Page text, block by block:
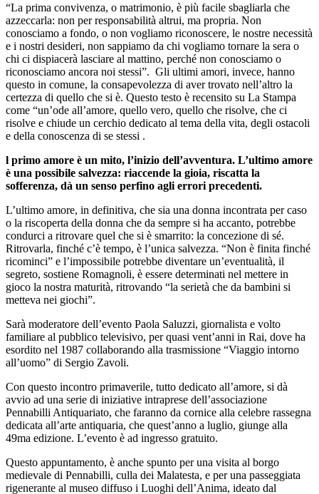
“La prima convivenza, o matrimonio, è più facile sbagliarla che
azzeccarla: non per responsabilità altrui, ma propria. Non
conosciamo a fondo, o non vogliamo riconoscere, le nostre necessità
e i nostri desideri, non sappiamo da chi vogliamo tornare la sera o
chi ci dispiacerà lasciare al mattino, perché non conosciamo o
riconosciamo ancora noi stessi”. Gli ultimi amori, invece, hanno
questo in comune, la consapevolezza di aver trovato nell’altro la
certezza di quello che si è. Questo testo è recensito su La Stampa
come “un’ode all’amore, quello vero, quello che risolve, che ci
risolve e chiude un cerchio dedicato al tema della vita, degli ostacoli
e della conoscenza di se stessi .
l primo amore è un mito, l’inizio dell’avventura. L’ultimo amore
è una possibile salvezza: riaccende la gioia, riscatta la
sofferenza, dà un senso perfino agli errori precedenti.
L’ultimo amore, in definitiva, che sia una donna incontrata per caso
o la riscoperta della donna che da sempre si ha accanto, potrebbe
condurci a ritrovare quel che si è smarrito: la concezione di sé.
Ritrovarla, finché c’è tempo, è l’unica salvezza. “Non è finita finché
ricominci” e l’impossibile potrebbe diventare un’eventualità, il
segreto, sostiene Romagnoli, è essere determinati nel mettere in
gioco la nostra maturità, ritrovando “la serietà che da bambini si
metteva nei giochi”.
Sarà moderatore dell’evento Paola Saluzzi, giornalista e volto
familiare al pubblico televisivo, per quasi vent’anni in Rai, dove ha
esordito nel 1987 collaborando alla trasmissione “Viaggio intorno
all’uomo” di Sergio Zavoli.
Con questo incontro primaverile, tutto dedicato all’amore, si dà
avvio ad una serie di iniziative intraprese dell’associazione
Pennabilli Antiquariato, che faranno da cornice alla celebre rassegna
dedicata all’arte antiquaria, che quest’anno a luglio, giunge alla
49ma edizione. L’evento è ad ingresso gratuito.
Questo appuntamento, è anche spunto per una visita al borgo
medievale di Pennabilli, culla dei Malatesta, e per una passeggiata
rigenerante al museo diffuso i Luoghi dell’Anima, ideato dal